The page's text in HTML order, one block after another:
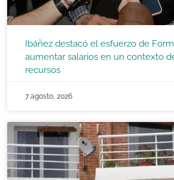
Ibáñez destacó el esfuerzo de
aumentar salarios en un contexto
recursos
7 agosto, 2026